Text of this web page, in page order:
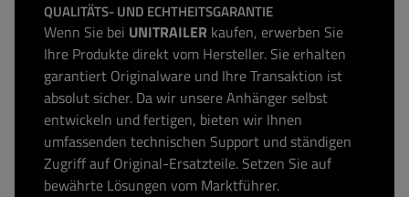
QUALITÄTS- UND ECHTHEITSGARANTIE
Wenn Sie bei UNITRAILER kaufen, erwerben Sie
Ihre Produkte direkt vom Hersteller. Sie erhalten
garantiert Originalware und Ihre Transaktion ist
absolut sicher. Da wir unsere Anhänger selbst
entwickeln und fertigen, bieten wir Ihnen
umfassenden technischen Support und ständigen
Zugriff auf Original-Ersatzteile. Setzen Sie auf
bewährte Lösungen vom Marktführer.